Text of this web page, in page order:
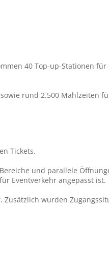
40 Top-up-Stationen
rund 2.500 Mahlzeiten
Tickets.
und parallele
Eventverkehr angepasst ist.
wurden